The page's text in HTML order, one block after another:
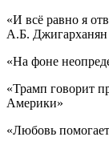
«И всё равно я
А.Б. Джигарханян
«На фоне
«Трамп говорит
Америки»
«Любовь